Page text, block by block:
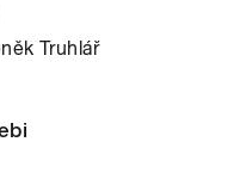
Truhlář